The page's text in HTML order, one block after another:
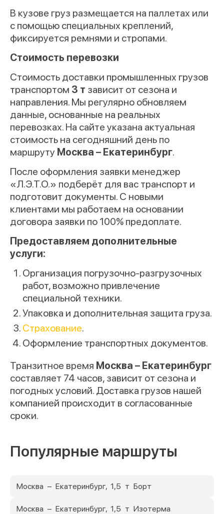
В кузове груз размещается на паллетах или
с помощью специальных креплений,
фиксируется ремнями и стропами.
Стоимость перевозки
Стоимость доставки промышленных грузов
транспортом 3 т зависит от сезона и
направления. Мы регулярно обновляем
данные, основанные на реальных
перевозках. На сайте указана актуальная
стоимость на сегодняшний день по
маршруту Москва – Екатеринбург.
После оформления заявки менеджер
«Л.Э.Т.О.» подберёт для вас транспорт и
подготовит документы. С новыми
клиентами мы работаем на основании
договора заявки по 100% предоплате.
Предоставляем дополнительные
услуги:
Организация погрузочно-разгрузочных
работ, возможно привлечение
специальной техники.
Упаковка и дополнительная защита груза.
Страхование.
Оформление транспортных документов.
Транзитное время Москва – Екатеринбург
составляет 74 часов, зависит от сезона и
погодных условий. Доставка грузов нашей
компанией происходит в согласованные
сроки.
Популярные маршруты
Москва – Екатеринбург, 1,5 т Борт
Москва – Екатеринбург, 1,5 т Изотерма